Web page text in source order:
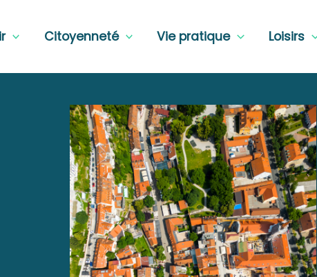
Citoyenneté Vie pratique Loisirs